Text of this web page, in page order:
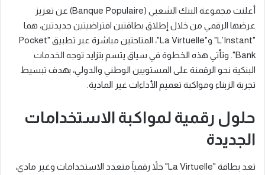
أعلنت مجموعة البنك الشعبي (Banque Populaire) عن تعزيز
عرضها الرقمي من خلال إطلاق بطاقتين افتراضيتين جديدتين، هما
"L’Instant" و"La Virtuelle"، المتاحتين مباشرة عبر تطبيق "Pocket
Bank". وتأتي هذه الخطوة في سياق يتسم بتزايد توجه الخدمات
البنكية نحو الرقمنة على المستويين الوطني والدولي، بهدف تبسيط
تجربة الزبناء ومواكبة تعميم الأداءات غير المادية.
حلول رقمية لمواكبة الاستخدامات
الجديدة
تعد بطاقة "La Virtuelle" حلاً رقمياً متعدد الاستخدامات وغير مادي،